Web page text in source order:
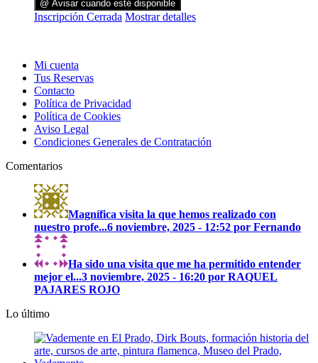
@ Avisar cuando esté disponible
Inscripción Cerrada Mostrar detalles
Mi cuenta
Tus Reservas
Contacto
Política de Privacidad
Política de Cookies
Aviso Legal
Condiciones Generales de Contratación
Comentarios
Magnífica visita la que hemos realizado con
nuestro profe...6 noviembre, 2025 - 12:52 por Fernando
Ha sido una visita que me ha permitido entender
mejor el...3 noviembre, 2025 - 16:20 por RAQUEL
PAJARES ROJO
Lo último